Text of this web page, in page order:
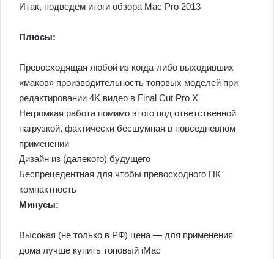
Итак, подведем итоги обзора Mac Pro 2013
Плюсы:
Превосходящая любой из когда-либо выходивших
«маков» производительность топовых моделей при
редактировании 4K видео в Final Cut Pro X
Негромкая работа помимо этого под ответственной
нагрузкой, фактически бесшумная в повседневном
применении
Дизайн из (далекого) будущего
Беспрецедентная для чтобы превосходного ПК
компактность
Минусы:
Высокая (не только в РФ) цена — для применения
дома лучше купить топовый iMac